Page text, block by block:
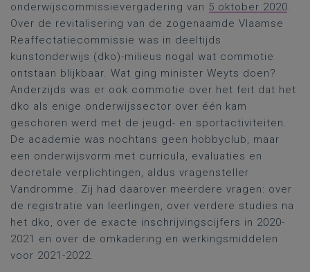
onderwijscommissievergadering van 5 oktober 2020.
Over de revitalisering van de zogenaamde Vlaamse
Reaffectatiecommissie was in deeltijds
kunstonderwijs (dko)-milieus nogal wat commotie
ontstaan blijkbaar. Wat ging minister Weyts doen?
Anderzijds was er ook commotie over het feit dat het
dko als enige onderwijssector over één kam
geschoren werd met de jeugd- en sportactiviteiten.
De academie was nochtans geen hobbyclub, maar
een onderwijsvorm met curricula, evaluaties en
decretale verplichtingen, aldus vragensteller
Vandromme. Zij had daarover meerdere vragen: over
de registratie van leerlingen, over verdere studies na
het dko, over de exacte inschrijvingscijfers in 2020-
2021 en over de omkadering en werkingsmiddelen
voor 2021-2022.